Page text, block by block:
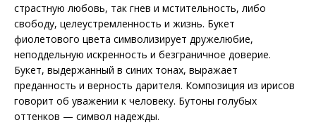
страстную любовь, так гнев и мстительность, либо
свободу, целеустремленность и жизнь. Букет
фиолетового цвета символизирует дружелюбие,
неподдельную искренность и безграничное доверие.
Букет, выдержанный в синих тонах, выражает
преданность и верность дарителя. Композиция из ирисов
говорит об уважении к человеку. Бутоны голубых
оттенков — символ надежды.